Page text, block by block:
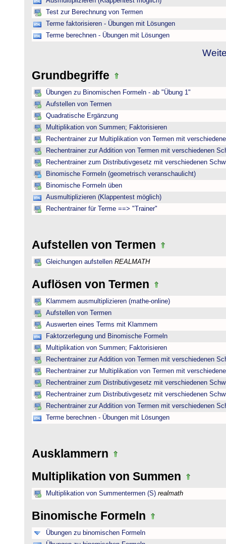
Test zur Berechnung von Termen
Terme faktorisieren - Übungen mit Lösungen
Terme berechnen - Übungen mit Lösungen
Grundbegriffe
Übungen zu Binomischen Formeln - ab "Übung 1"
Aufstellen von Termen
Quadratische Ergänzung
Multiplikation von Summen; Faktorisieren
Rechentrainer zur Multiplikation von Termen mit
Rechentrainer zur Addition von Termen mit verschiedenen
Rechentrainer zum Distributivgesetz mit verschiedenen
Binomische Formeln (geometrisch veranschaulicht)
Binomische Formeln üben
Ausmultiplizieren (Klappentest möglich)
Rechentrainer für Terme ==> "Trainer"
Aufstellen von Termen
Gleichungen aufstellen REALMATH
Auflösen von Termen
Klammern ausmultiplizieren (mathe-online)
Aufstellen von Termen
Auswerten eines Terms mit Klammern
Faktorzerlegung und Binomische Formeln
Multiplikation von Summen; Faktorisieren
Rechentrainer zur Addition von Termen mit verschiedenen
Rechentrainer zur Multiplikation von Termen mit
Rechentrainer zum Distributivgesetz mit verschiedenen
Rechentrainer zum Distributivgesetz mit verschiedenen
Rechentrainer zur Addition von Termen mit verschiedenen
Terme berechnen - Übungen mit Lösungen
Ausklammern
Multiplikation von Summen
Multiplikation von Summentermen (S) realmath
Binomische Formeln
Übungen zu binomischen Formeln